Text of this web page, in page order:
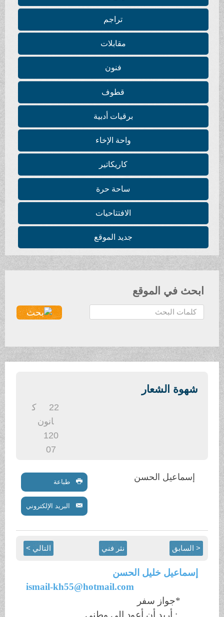
تراجم
مقابلات
فنون
قطوف
برقيات أدبية
واحة الإخاء
كاريكاتير
ساحة حرة
الافتتاحيات
جديد الموقع
ابحث في الموقع
ح
ث
شهوة الشعار
انون
120
إسماعيل الحسن طباعة
البريد الإلكتروني
< السابق نثر فني التالي >
إسماعيل خليل الحسن
ismail-kh55@hotmail.com
*جواز سفر
ـ: أريد أن أعود إلى وطني..